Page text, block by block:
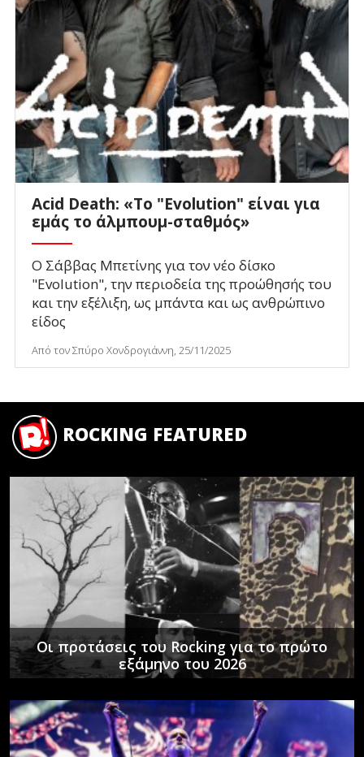
Acid Death: «Tο "Evolution" είναι για
εμάς το άλμπουμ-σταθμός»
Ο Σάββας Μπετίνης για τον νέο δίσκο
"Evolution", την περιοδεία της προώθησής του
και την εξέλιξη, ως μπάντα και ως ανθρώπινο
είδος
Από τον Σπύρο Χονδρογιάννη, 25/11/2025
ROCKING FEATURED
Οι προτάσεις του Rocking για το πρώτο
εξάμηνο του 2026